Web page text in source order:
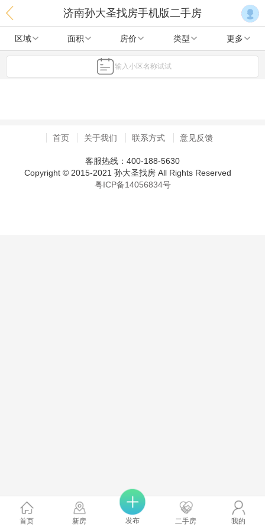
济南孙大圣找房手机版二手房
区域 面积 房价 类型 更多
输入小区名称试试
首页 新房 发布 二手房 我的
首页 关于我们 联系方式 意见反馈
客服热线：400-188-5630
Copyright © 2015-2021 孙大圣找房 All Rights Reserved
粤ICP备14056834号